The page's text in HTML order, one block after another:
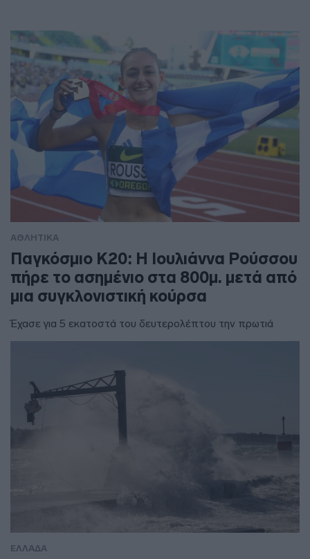
ΑΘΛΗΤΙΚΑ
Παγκόσμιο Κ20: Η Ιουλιάννα Ρούσσου
πήρε το ασημένιο στα 800μ. μετά από
μια συγκλονιστική κούρσα
Έχασε για 5 εκατοστά του δευτερολέπτου την πρωτιά
ΕΛΛΑΔΑ